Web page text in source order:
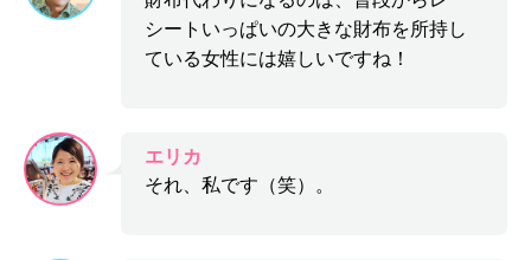
シートいっぱいの大きな財布を所持し
ている女性には嬉しいですね！
エリカ
それ、私です（笑）。